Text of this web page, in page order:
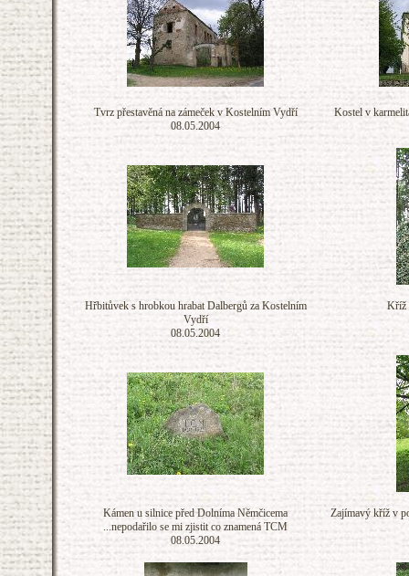
Tvrz přestavěná na zámeček v Kostelním Vydří
08.05.2004
Kostel v
Hřbitůvek s hrobkou hrabat Dalbergů za Kostelním
Vydří
08.05.2004
Kříž
Kámen u silnice před Dolníma Němčicema
...nepodařilo se mi zjistit co znamená TCM
08.05.2004
Zajímavý kříž v